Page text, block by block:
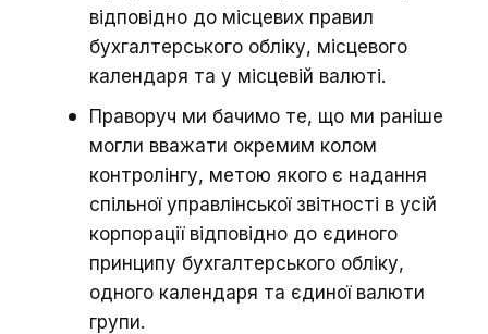
відповідно до місцевих правил
бухгалтерського обліку, місцевого
календаря та у місцевій валюті.
Праворуч ми бачимо те, що ми раніше
могли вважати окремим колом
контролінгу, метою якого є надання
спільної управлінської звітності в усій
корпорації відповідно до єдиного
принципу бухгалтерського обліку,
одного календаря та єдиної валюти
групи.